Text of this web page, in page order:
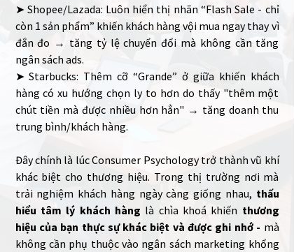
➤ Shopee/Lazada: Luôn hiển thị nhãn “Flash Sale - chỉ
còn 1 sản phẩm” khiến khách hàng vội mua ngay thay vì
đắn đo → tăng tỷ lệ chuyển đổi mà không cần tăng
ngân sách ads.
➤ Starbucks: Thêm cỡ “Grande” ở giữa khiến khách
hàng có xu hướng chọn ly to hơn do thấy "thêm một
chút tiền mà được nhiều hơn hẳn" → tăng doanh thu
trung bình/khách hàng.
Đây chính là lúc Consumer Psychology trở thành vũ khí
khác biệt cho thương hiệu. Trong thị trường nơi mà
trải nghiệm khách hàng ngày càng giống nhau, thấu
hiểu tâm lý khách hàng là chìa khoá khiến thương
hiệu của bạn thực sự khác biệt và được ghi nhớ - mà
không cần phụ thuộc vào ngân sách marketing khổng